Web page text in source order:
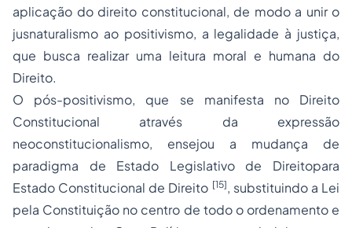
aplicação do direito constitucional, de modo a unir o
jusnaturalismo ao positivismo, a legalidade à justiça,
que busca realizar uma leitura moral e humana do
Direito.
O pós-positivismo, que se manifesta no Direito
Constitucional através da expressão
neoconstitucionalismo, ensejou a mudança de
paradigma de Estado Legislativo de Direitopara
Estado Constitucional de Direito [15], substituindo a Lei
pela Constituição no centro de todo o ordenamento e